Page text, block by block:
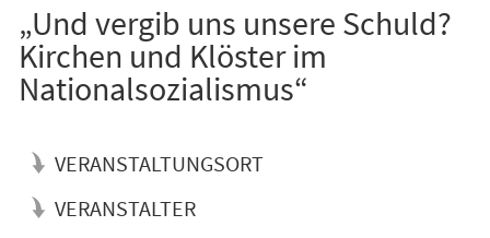
„Und vergib uns unsere Schuld?
Kirchen und Klöster im
Nationalsozialismus“
VERANSTALTUNGSORT
VERANSTALTER